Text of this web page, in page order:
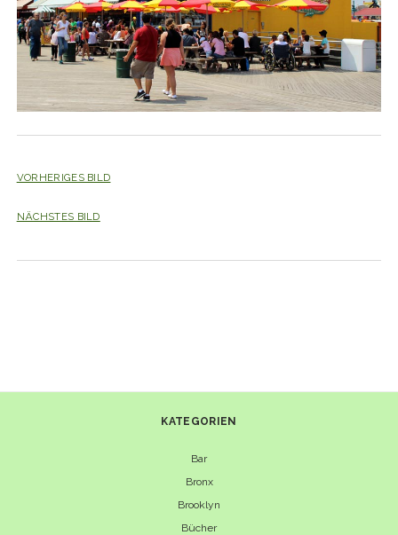
VORHERIGES BILD
NÄCHSTES BILD
KATEGORIEN
Bar
Bronx
Brooklyn
Bücher